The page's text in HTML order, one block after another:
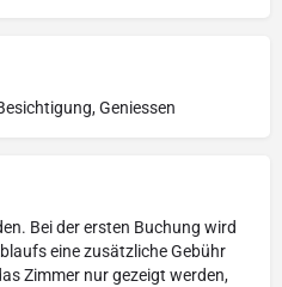
Geniessen
Bei der ersten Buchung wird
eine zusätzliche Gebühr
Zimmer nur gezeigt werden,